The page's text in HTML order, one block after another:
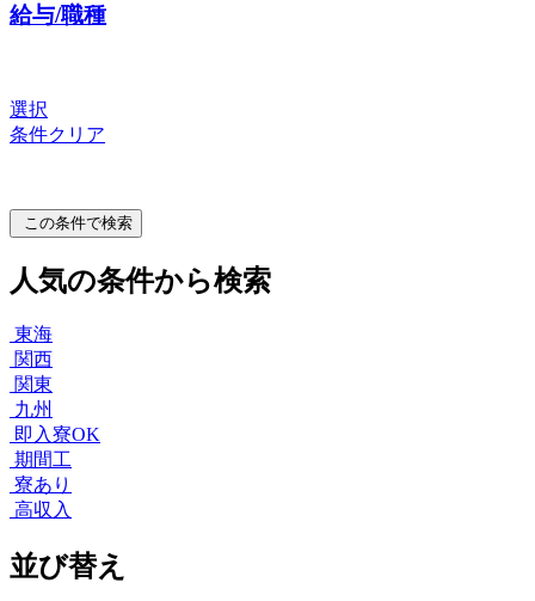
給与/職種
選択
条件クリア
この条件で検索
人気の条件から検索
東海
関西
関東
九州
即入寮OK
期間工
寮あり
高収入
並び替え